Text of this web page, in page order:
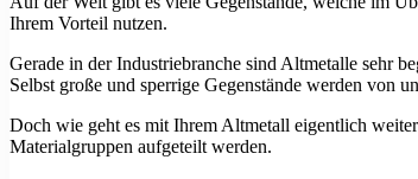
Ihrem Vorteil nutzen.
Gerade in der Industriebranche sind Altmetalle sehr
Selbst große und sperrige Gegenstände werden von
Doch wie geht es mit Ihrem Altmetall eigentlich
Materialgruppen aufgeteilt werden.